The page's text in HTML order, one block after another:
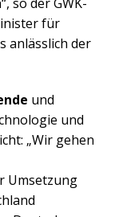
für
anlässlich der
und
und
„Wir gehen
Umsetzung